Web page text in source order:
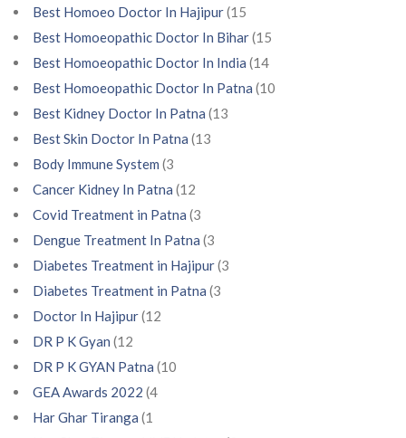
Best Homoeo Doctor In Hajipur(15
Best Homoeopathic Doctor In Bihar(15
Best Homoeopathic Doctor In India (14
Best Homoeopathic Doctor In Patna (10
Best Kidney Doctor In Patna (13
Best Skin Doctor In Patna (13
Body Immune System (3
Cancer Kidney In Patna (12
Covid Treatment in Patna (3
Dengue Treatment In Patna (3
Diabetes Treatment in Hajipur(3
Diabetes Treatment in Patna (3
Doctor In Hajipur(12
DR P K Gyan (12
DR P K GYAN Patna (10
GEA Awards 2022 (4
Har Ghar Tiranga (1